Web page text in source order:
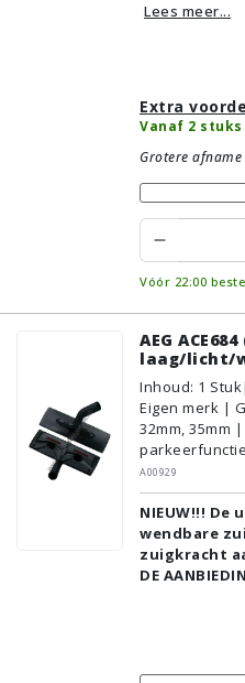
Lees meer...
Extra
Vanaf 2 stuks
Grotere afname
Vóór 22:00
AEG
laag/licht/
Inhoud: 1 Stuk
Eigen merk |
32mm, 35mm
gebruik |
Zonder
Geschikt voor
Parket/
Tapijt/
A00929
NIEUW!!! De
wendbare
zuigkracht
DE